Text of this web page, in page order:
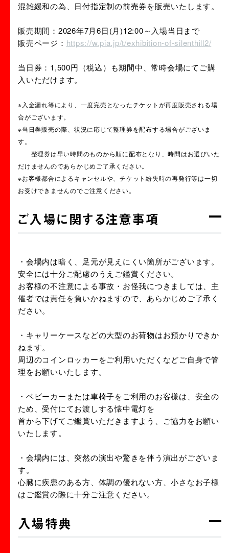
混雑緩和の為、日付指定制の前売券を販売いたします。
販売期間：2026年7月6日(月)12:00～入場当日まで
販売ページ： https://w.pia.jp/t/exhibition-of-silenthill2/
当日券：1,500円（税込）も期間中、常時会場にてご購
入いただけます。
※入金漏れ等により、一度完売となったチケットが再度販売される場
合がございます。
※当日券販売の際、状況に応じて整理券を配布する場合がございま
す。
整理券は早い時間のものから順に配布となり、時間はお選びいた
だけませんのであらかじめご了承ください。
※お客様都合によるキャンセルや、チケット紛失時の再発行等は一切
お受けできませんのでご注意ください。
ご入場に関する注意事項
・会場内は暗く、足元が見えにくい箇所がございます。
安全には十分ご配慮のうえご鑑賞ください。
お客様の不注意による事故・お怪我につきましては、主
催者では責任を負いかねますので、あらかじめご了承く
ださい。
・キャリーケースなどの大型のお荷物はお預かりできか
ねます。
周辺のコインロッカーをご利用いただくなどご自身で管
理をお願いいたします。
・ベビーカーまたは車椅子をご利用のお客様は、安全の
ため、受付にてお渡しする懐中電灯を
首から下げてご鑑賞いただきますよう、ご協力をお願い
いたします。
・会場内には、突然の演出や驚きを伴う演出がございま
す。
心臓に疾患のある方、体調の優れない方、小さなお子様
はご鑑賞の際に十分ご注意ください。
入場特典